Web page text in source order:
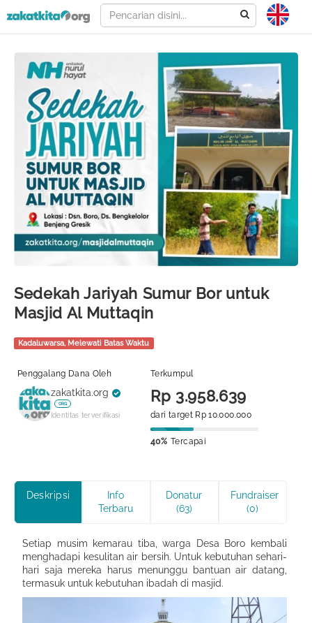
Sedekah Jariyah Sumur Bor untuk
Masjid Al Muttaqin
Kadaluwarsa, Melewati Batas Waktu
Penggalang Dana Oleh
zakatkita.org
ORG
Identitas terverifikasi
Terkumpul
Rp 3.958.639
dari target Rp 10.000.000
40% Tercapai
Deskripsi
Info
Terbaru
Donatur
(63)
Fundraiser
(0)
Setiap musim kemarau tiba, warga Desa Boro kembali
menghadapi kesulitan air bersih. Untuk kebutuhan sehari-
hari saja mereka harus menunggu bantuan air datang,
termasuk untuk kebutuhan ibadah di masjid.